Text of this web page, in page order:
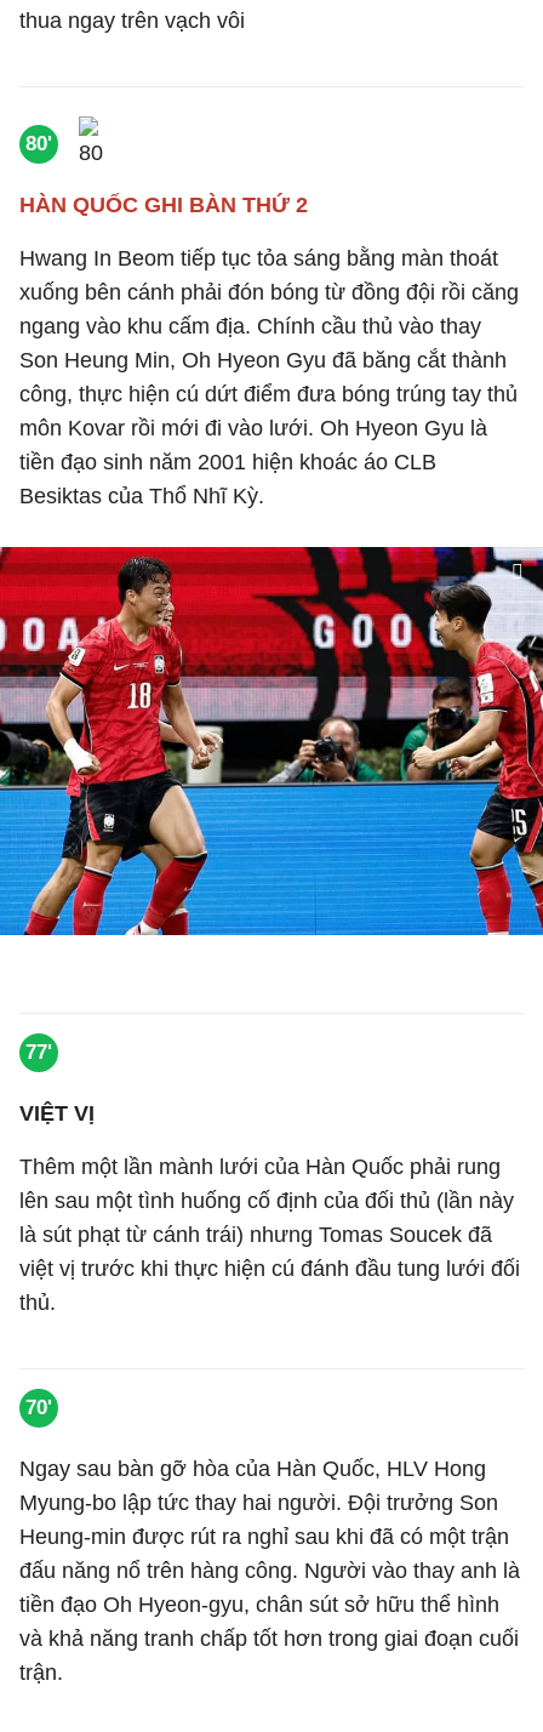
thua ngay trên vạch vôi
80'
HÀN QUỐC GHI BÀN THỨ 2
Hwang In Beom tiếp tục tỏa sáng bằng màn thoát
xuống bên cánh phải đón bóng từ đồng đội rồi căng
ngang vào khu cấm địa. Chính cầu thủ vào thay
Son Heung Min, Oh Hyeon Gyu đã băng cắt thành
công, thực hiện cú dứt điểm đưa bóng trúng tay thủ
môn Kovar rồi mới đi vào lưới. Oh Hyeon Gyu là
tiền đạo sinh năm 2001 hiện khoác áo CLB
Besiktas của Thổ Nhĩ Kỳ.
77'
VIỆT VỊ
Thêm một lần mành lưới của Hàn Quốc phải rung
lên sau một tình huống cố định của đối thủ (lần này
là sút phạt từ cánh trái) nhưng Tomas Soucek đã
việt vị trước khi thực hiện cú đánh đầu tung lưới đối
thủ.
70'
Ngay sau bàn gỡ hòa của Hàn Quốc, HLV Hong
Myung-bo lập tức thay hai người. Đội trưởng Son
Heung-min được rút ra nghỉ sau khi đã có một trận
đấu năng nổ trên hàng công. Người vào thay anh là
tiền đạo Oh Hyeon-gyu, chân sút sở hữu thể hình
và khả năng tranh chấp tốt hơn trong giai đoạn cuối
trận.